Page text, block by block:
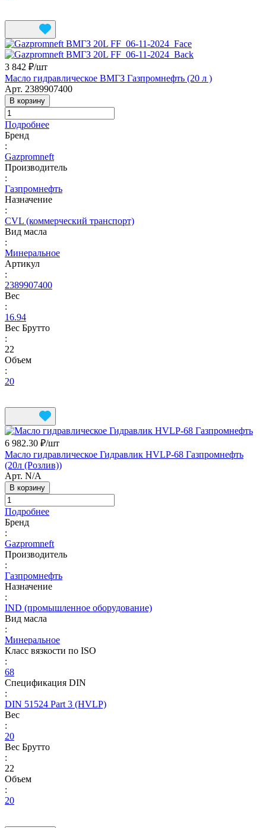
3 842 ₽/шт
Масло гидравлическое ВМГЗ Газпромнефть (20 л )
Арт. 2389907400
В корзину
Подробнее
Бренд
:
Gazpromneft
Производитель
:
Газпромнефть
Назначение
:
CVL (коммерческий транспорт)
Вид масла
:
Минеральное
Артикул
:
2389907400
Вес
:
16.94
Вес Брутто
:
22
Объем
:
20
6 982.30 ₽/шт
Масло гидравлическое Гидравлик HVLP-68 Газпромнефть
(20л (Розлив))
Арт. N/A
В корзину
Подробнее
Бренд
:
Gazpromneft
Производитель
:
Газпромнефть
Назначение
:
IND (промышленное оборудование)
Вид масла
:
Минеральное
Класс вязкости по ISO
:
68
Спецификация DIN
:
DIN 51524 Part 3 (HVLP)
Вес
:
20
Вес Брутто
:
22
Объем
:
20